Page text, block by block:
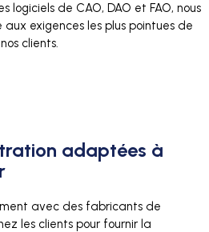
de CAO, DAO et FAO, nous
exigences les plus pointues de
nos clients.
adaptées à
avec des fabricants de
les clients pour fournir la